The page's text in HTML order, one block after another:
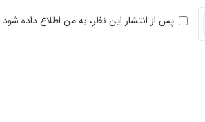
پس از انتشار این نظر، به من اطلاع داده شود.